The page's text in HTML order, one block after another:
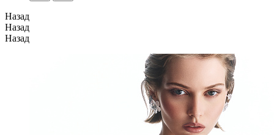
Назад
Назад
Назад